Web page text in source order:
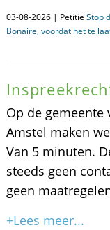
03-08-2026 | Petitie Stop
Bonaire, voordat het te
Op de gemeente
Amstel maken
Van 5 minuten.
steeds geen
geen
+Lees meer...